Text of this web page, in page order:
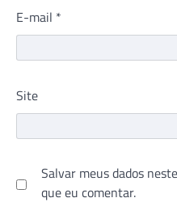
E-mail *
Site
Salvar meus dados
que eu comentar.